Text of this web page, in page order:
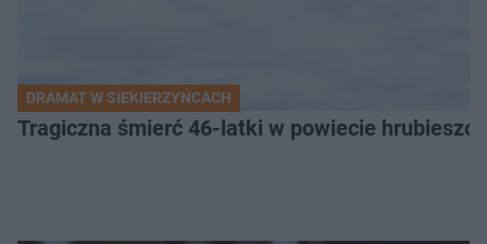
DRAMAT W SIEKIERZYŃCACH
Tragiczna śmierć 46-latki w powiecie